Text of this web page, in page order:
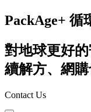
PackAge+ 循
對地球更好
續解方、網購
Contact Us